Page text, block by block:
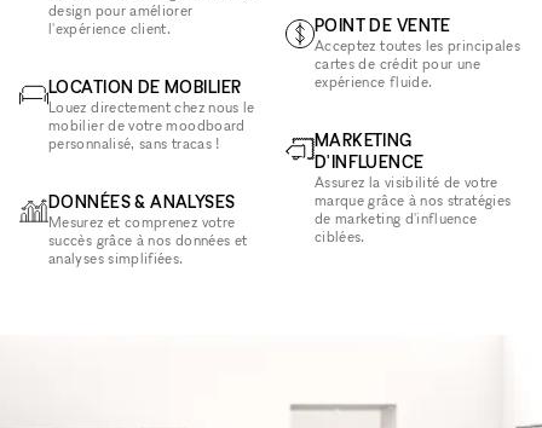
design pour améliorer
l'expérience client.
LOCATION DE MOBILIER
Louez directement chez nous le
mobilier de votre moodboard
personnalisé, sans tracas !
DONNÉES & ANALYSES
Mesurez et comprenez votre
succès grâce à nos données et
analyses simplifiées.
POINT DE VENTE
Acceptez toutes les principales
cartes de crédit pour une
expérience fluide.
MARKETING
D'INFLUENCE
Assurez la visibilité de votre
marque grâce à nos stratégies
de marketing d'influence
ciblées.